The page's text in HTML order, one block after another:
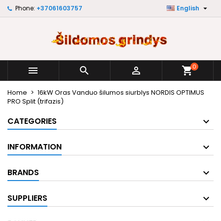
Phone: +37061603757 English 
   shopping_cart0
Home
16kW Oras Vanduo šilumos siurblys NORDIS OPTIMUS
PRO Split (trifazis)
CATEGORIES
INFORMATION
BRANDS
SUPPLIERS
My wishlists ×
Create new list
Create wishlist ×
Cancel Create wishlist
Sign in ×
You need to be logged in to save products in your